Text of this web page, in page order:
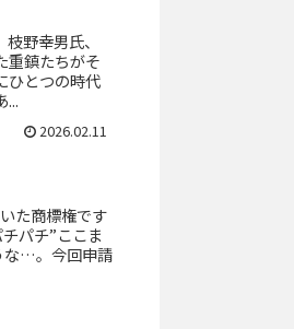
野幸男氏、
重鎮たちがそ
ひとつの時代
...
2026.02.11
た商標権です
パチ”ここま
な…。今回申請